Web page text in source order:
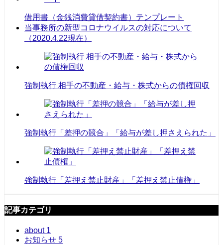
借用書（金銭消費貸借契約書）テンプレート
当事務所の新型コロナウイルスの対応について
（2020.4.22現在）
強制執行 相手の不動産・給与・株式からの債権回収
強制執行「差押の競合」「給与が差し押さえられた」
強制執行「差押え禁止財産」「差押え禁止債権」
記事カテゴリ
about 1
お知らせ 5